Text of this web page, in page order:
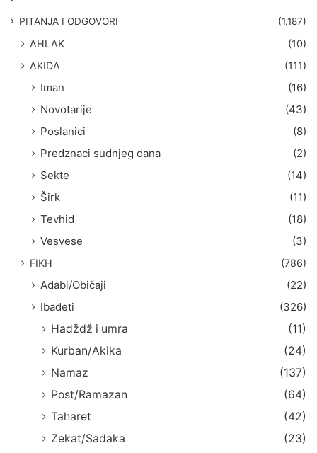
PITANJA I ODGOVORI (1.187)
AHLAK
(10)
AKIDA
(111)
Iman
(16)
Novotarije
(43)
Poslanici
(8)
Predznaci sudnjeg dana
(2)
Sekte
(14)
Širk
(11)
Tevhid
(18)
Vesvese
(3)
FIKH (786)
Adabi/Običaji
(22)
Ibadeti
(326)
Hadždž i umra
(11)
Kurban/Akika
(24)
Namaz
(137)
Post/Ramazan
(64)
Taharet
(42)
Zekat/Sadaka
(23)